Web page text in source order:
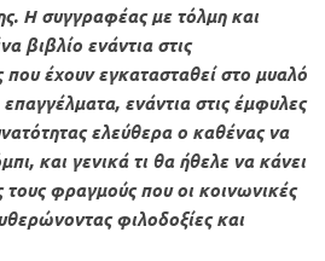
Η συγγραφέας με τόλμη και
βιβλίο ενάντια στις
που έχουν εγκατασταθεί στο μυαλό
ενάντια στις έμφυλες
ελεύθερα ο καθένας να
και γενικά τι θα ήθελε να κάνει
φραγμούς που οι κοινωνικές
φιλοδοξίες και